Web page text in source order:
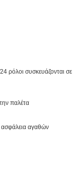
ρόλοι συσκευάζονται σε
παλέτα
ασφάλεια αγαθών